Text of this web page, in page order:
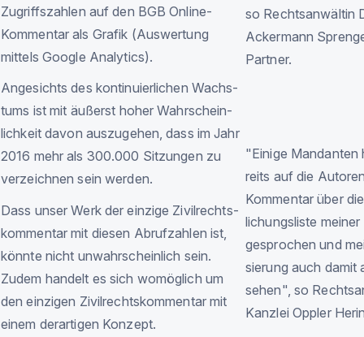
Zu­­griffs­­zahlen auf den BGB On­line-
Kommen­tar als Grafik (Aus­wertung
mittels Google Analytics).
An­gesichts des kon­tinuier­­lichen Wachs­­
tums ist mit äußerst hoher Wahr­­schein­­
lich­­keit davon aus­­zu­­gehen, dass im Jahr
2016 mehr als 300.000 Sitzungen zu
ver­­zeichnen sein werden.
Dass unser Werk der ein­zige Zivil­rechts­
kommen­tar mit diesen Ab­ruf­zahlen ist,
könnte nicht un­wahr­schein­lich sein.
Zudem handelt es sich wo­möglich um
den ein­zigen Zivil­rechts­kommen­tar mit
einem der­artigen Kon­zept.
so Rechts­an­wältin
Acker­­mann
Partner.
"Einige
reits auf die
Kommen­tar über
lichungs­­liste
ge­­sprochen und
sierung auch
sehen", so
Kanzlei Oppler